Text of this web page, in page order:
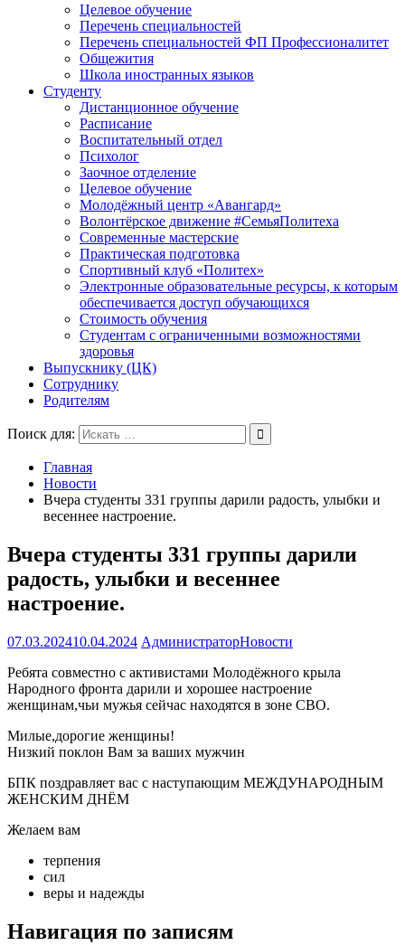
Целевое обучение
Перечень специальностей
Перечень специальностей ФП Профессионалитет
Общежития
Школа иностранных языков
Студенту
Дистанционное обучение
Расписание
Воспитательный отдел
Психолог
Заочное отделение
Целевое обучение
Молодёжный центр «Авангард»
Волонтёрское движение #СемьяПолитеха
Современные мастерские
Практическая подготовка
Спортивный клуб «Политех»
Электронные образовательные ресурсы, к которым
обеспечивается доступ обучающихся
Стоимость обучения
Студентам с ограниченными возможностями
здоровья
Выпускнику (ЦК)
Сотруднику
Родителям
Поиск для:
Главная
Новости
Вчера студенты 331 группы дарили радость, улыбки и
весеннее настроение.
Вчера студенты 331 группы дарили
радость, улыбки и весеннее
настроение.
07.03.202410.04.2024 АдминистраторНовости
Ребята совместно с активистами Молодёжного крыла
Народного фронта дарили и хорошее настроение
женщинам,чьи мужья сейчас находятся в зоне СВО.
Милые,дорогие женщины!
Низкий поклон Вам за ваших мужчин
БПК поздравляет вас с наступающим МЕЖДУНАРОДНЫМ
ЖЕНСКИМ ДНЁМ
Желаем вам
терпения
сил
веры и надежды
Навигация по записям